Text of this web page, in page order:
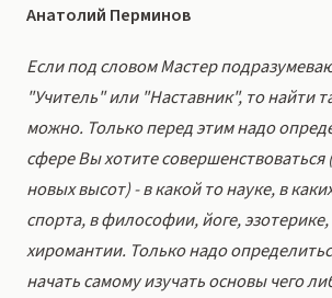
Анатолий Перминов
Если под словом Мастер
"Учитель" или "Наставник", то найти
можно. Только перед этим надо
сфере Вы хотите совершенствоваться
новых высот) - в какой то науке, в
спорта, в философии, йоге,
хиромантии. Только надо
начать самому изучать основы чего